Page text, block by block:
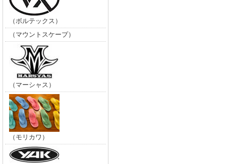
（ボルテックス）
（マウントスケープ）
（マーシャス）
（モリカワ）